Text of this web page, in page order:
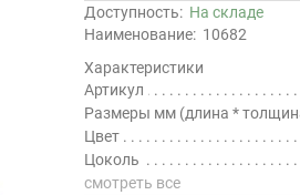
Доступность: На складе
Наименование: 10682
Характеристики
Артикул
Размеры мм (длина *
Цвет
Цоколь
смотреть все